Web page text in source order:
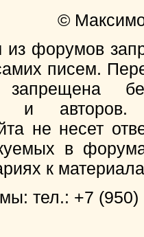
©
из форумов
писем.
и
не несет
в
к
тел.: +7 (950)